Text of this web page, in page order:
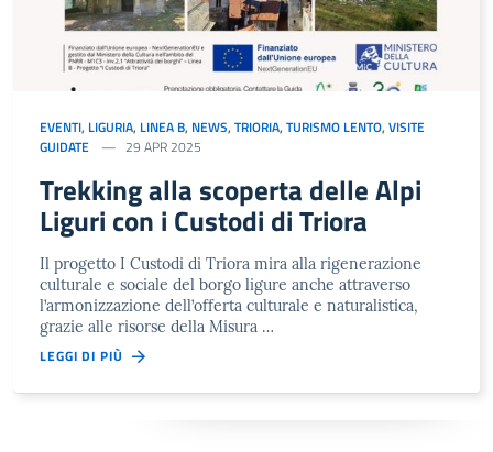
EVENTI, LIGURIA, LINEA B, NEWS, TRIORIA, TURISMO LENTO, VISITE
GUIDATE
29 APR 2025
Trekking alla scoperta delle Alpi
Liguri con i Custodi di Triora
Il progetto I Custodi di Triora mira alla rigenerazione
culturale e sociale del borgo ligure anche attraverso
l’armonizzazione dell’offerta culturale e naturalistica,
grazie alle risorse della Misura …
LEGGI DI PIÙ